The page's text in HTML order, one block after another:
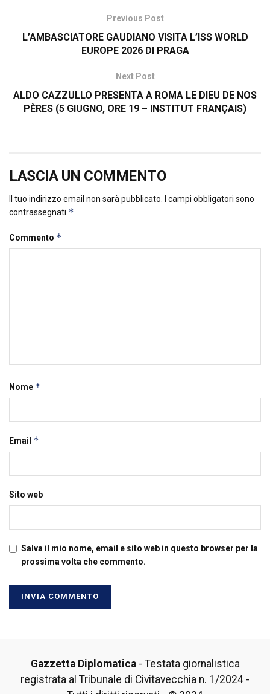
Previous Post
L’AMBASCIATORE GAUDIANO VISITA L’ISS WORLD
EUROPE 2026 DI PRAGA
Next Post
ALDO CAZZULLO PRESENTA A ROMA LE DIEU DE NOS
PÈRES (5 GIUGNO, ORE 19 – INSTITUT FRANÇAIS)
LASCIA UN COMMENTO
Il tuo indirizzo email non sarà pubblicato.
I campi obbligatori sono
contrassegnati *
Commento *
Nome *
Email *
Sito web
Salva il mio nome, email e sito web in questo browser per la
prossima volta che commento.
Gazzetta Diplomatica- Testata giornalistica
registrata al Tribunale di Civitavecchia n. 1/2024 -